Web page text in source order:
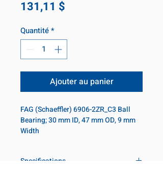
131,11 $
Quantité*
Ajouter au panier
FAG (Schaeffler) 6906-2ZR_C3 Ball
Bearing; 30 mm ID, 47 mm OD, 9 mm
Width
Specifications